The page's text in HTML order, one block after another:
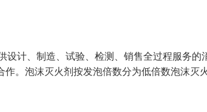
设计、制造、试验、检测、销售全过程服务的
。泡沫灭火剂按发泡倍数分为低倍数泡沫灭